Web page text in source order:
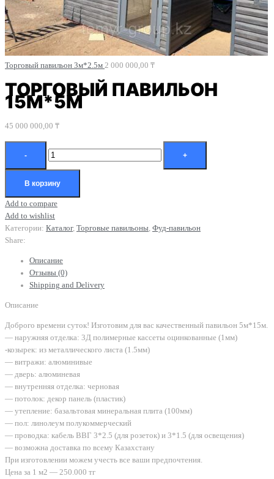
Торговый павильон 3м*2.5м 2 000 000,00 ₸
ТОРГОВЫЙ ПАВИЛЬОН
15М*5М
45 000 000,00 ₸
В корзину
Add to compare
Add to wishlist
Категории: Каталог, Торговые павильоны, Фуд-павильон
Share:
Описание
Отзывы (0)
Shipping and Delivery
Описание
Доброго времени суток! Изготовим для вас качественный павильон 5м*15м.
— наружняя отделка: 3Д полимерные кассеты оцинкованные (1мм)
-козырек: из металлического листа (1.5мм)
— витражи: алюминивые
— дверь: алюминевая
— внутренняя отделка: черновая
— потолок: декор панель (пластик)
— утепление: базальтовая минеральная плита (100мм)
— пол: линолеум полукоммерческий
— проводка: кабель ВВГ 3*2.5 (для розеток) и 3*1.5 (для освещения)
— возможна доставка по всему Казахстану
При изготовлении можем учесть все ваши предпочтения.
Цена за 1 м2 — 250.000 тг